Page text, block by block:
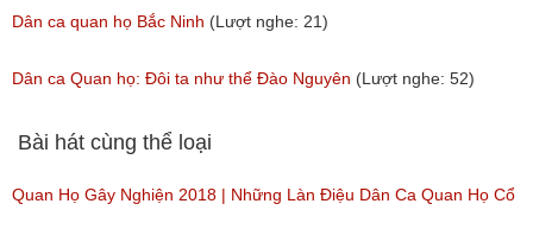
nghe: 28)
Dân ca quan họ Bắc Ninh (Lượt nghe: 21)
Dân ca Quan họ: Đôi ta như thể Đào Nguyên (Lượt nghe: 52)
Bài hát cùng thể loại
Quan Họ Gây Nghiện 2018 | Những Làn Điệu Dân Ca Quan Họ Cổ